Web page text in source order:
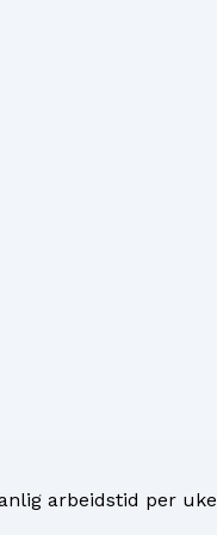
arbeidstid per